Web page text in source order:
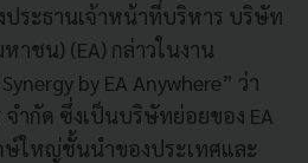
ระธานเจ้าหน้าที่บริหาร บริษัท
าชน) (EA) กล่าวในงาน
by EA Anywhere” ว่า
ำกัด ซึ่งเป็นบริษัทย่อยของ EA
ษ์ใหญ่ชั้นนำของประเทศและ